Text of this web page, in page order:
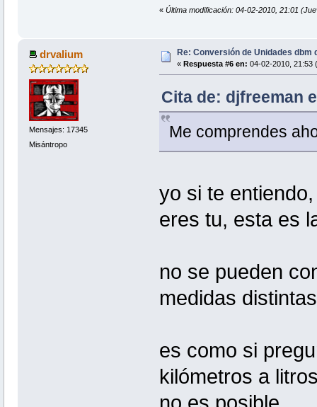
« Última modificación: 04-02-2010, 21:01
drvalium
Mensajes: 17345
Misántropo
Re: Conversión de Unidades dbm
« Respuesta #6 en: 04-02-2010, 21:53
Cita de: djfreeman
Me comprendes
yo si te
eres tu, esta es
no se pueden
medidas
es como si
kilómetros a